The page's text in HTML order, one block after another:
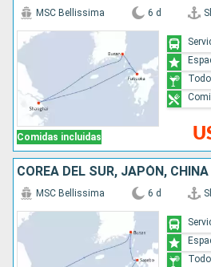
Comidas incluidas
MSC Bellissima 6 d
COREA DEL SUR, JAPÓN, CHINA
MSC Bellissima 6 d